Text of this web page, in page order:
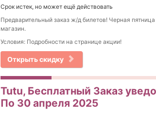
Срок истек, но может ещё действовать
Предварительный заказ ж/д билетов! Черная пятница
магазин.
Условия: Подробности на странице акции!
Открыть скидку
Tutu, Бесплатный Заказ
По 30 апреля 2025